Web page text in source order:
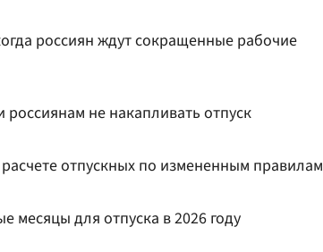
россиян ждут сокращенные рабочие
россиянам не накапливать отпуск
отпускных по измененным правилам
месяцы для отпуска в 2026 году